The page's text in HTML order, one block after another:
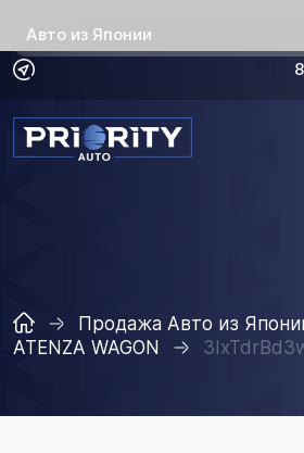
Авто из Японии
Продажа Авто из
ATENZA WAGON